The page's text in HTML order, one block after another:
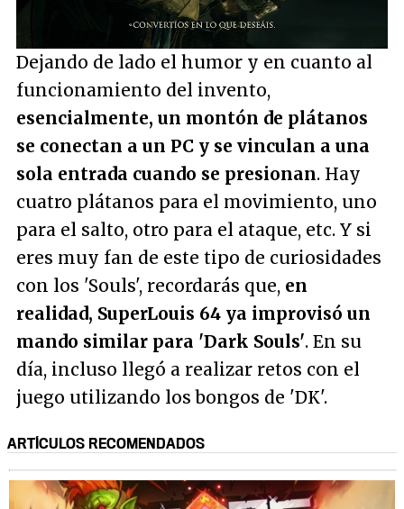
Unmute /
Dejando de lado el humor y en cuanto al
funcionamiento del invento,
esencialmente, un montón de plátanos
se conectan a un PC y se vinculan a una
sola entrada cuando se presionan. Hay
cuatro plátanos para el movimiento, uno
para el salto, otro para el ataque, etc. Y si
eres muy fan de este tipo de curiosidades
con los 'Souls', recordarás que, en
realidad, SuperLouis 64 ya improvisó un
mando similar para 'Dark Souls'. En su
día, incluso llegó a realizar retos con el
juego utilizando los bongos de 'DK'.
ARTÍCULOS RECOMENDADOS